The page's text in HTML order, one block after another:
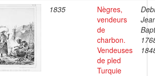
1835
Nègres,
vendeurs
de
charbon.
Vendeuses
de pled
Turquie